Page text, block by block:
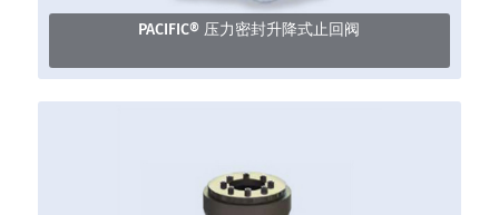
PACIFIC® 压力密封升降式止回阀